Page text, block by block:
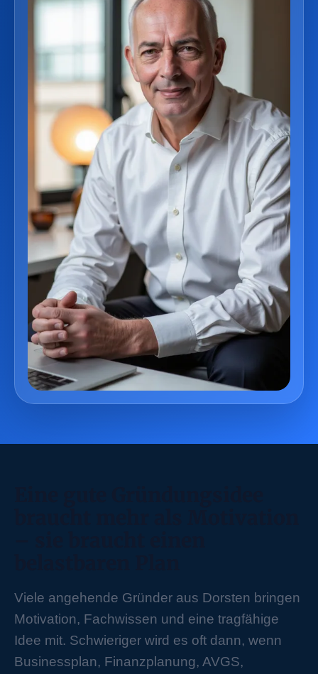
Viele angehende Gründer aus Dorsten bringen
Motivation, Fachwissen und eine tragfähige
Idee mit. Schwieriger wird es oft dann, wenn
Businessplan, Finanzplanung, AVGS,